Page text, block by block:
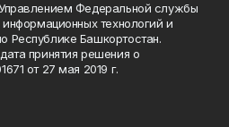
Федеральной службы
технологий и
Республике Башкортостан.
принятия решения о
от 27 мая 2019 г.